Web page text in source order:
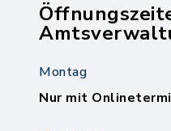
Montag
Nur mit